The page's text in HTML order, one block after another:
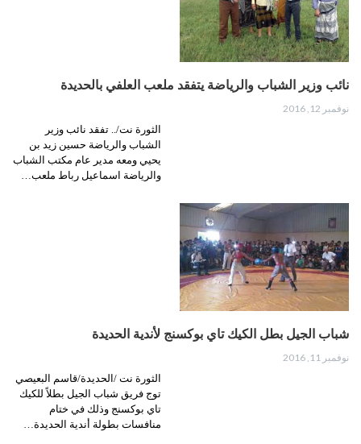
نائب وزير الشباب والرياضة يتفقد ملعب العلفي بالحديدة
نوفمبر 12, 2016
الثورة نت/.. تفقد نائب وزير
الشباب والرياضة حسين زيد بن
يحيي ومعه مدير عام مكتب الشباب
والرياضة اسماعيل رباط ملعب…
شباب الجيل بطل الكيك تاي بوكسنج لأندية الحديدة
نوفمبر 11, 2016
الثورة نت /الحديدة/قاسم البعيصي
توج فريق شباب الجيل بطلاً للكيك
تاي بوكسنج وذلك في ختام
منافسات بطولة أندية الحديدة…